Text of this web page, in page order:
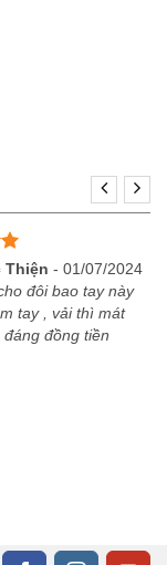
- 01/07/2024
đôi bao tay này
tay , vải thì mát
đồng tiền